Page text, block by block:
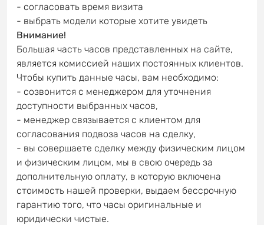
- согласовать время визита
- выбрать модели которые хотите увидеть
Внимание!
Большая часть часов представленных на сайте,
является комиссией наших постоянных клиентов.
Чтобы купить данные часы, вам необходимо:
- созвонится с менеджером для уточнения
доступности выбранных часов,
- менеджер связывается с клиентом для
согласования подвоза часов на сделку,
- вы совершаете сделку между физическим лицом
и физическим лицом, мы в свою очередь за
дополнительную оплату, в которую включена
стоимость нашей проверки, выдаем бессрочную
гарантию того, что часы оригинальные и
юридически чистые.